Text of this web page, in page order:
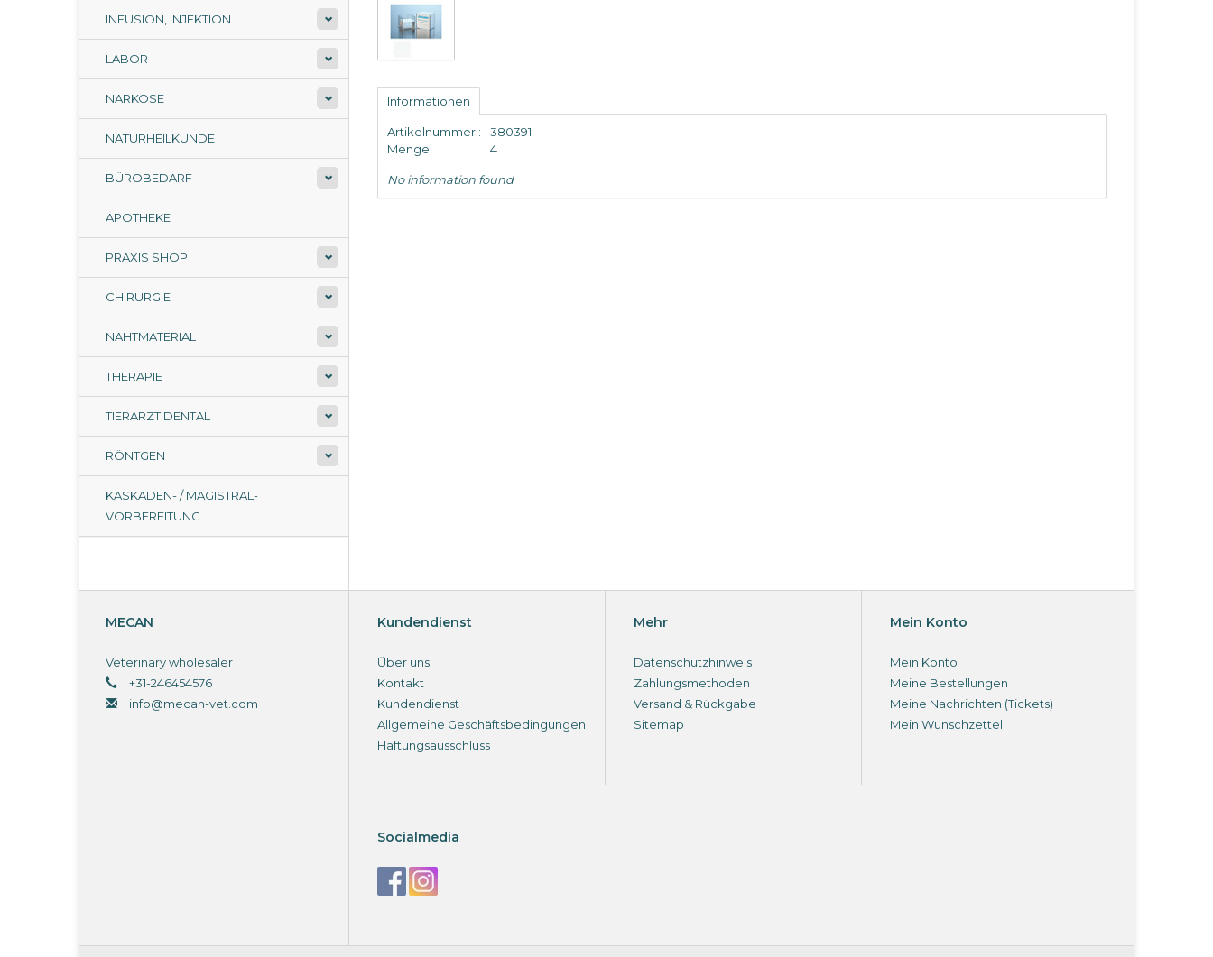
INFUSION, INJEKTION
LABOR
NARKOSE
NATURHEILKUNDE
BÜROBEDARF
APOTHEKE
PRAXIS SHOP
CHIRURGIE
NAHTMATERIAL
THERAPIE
TIERARZT DENTAL
RÖNTGEN
KASKADEN- / MAGISTRAL-
VORBEREITUNG
Informationen
Artikelnummer::
380391
Menge:
4
No information found
MECAN
Veterinary wholesaler
+31-246454576
info@mecan-vet.com
Kundendienst
Über uns
Kontakt
Kundendienst
Allgemeine Geschäftsbedingungen
Haftungsausschluss
Mehr
Datenschutzhinweis
Zahlungsmethoden
Versand & Rückgabe
Sitemap
Mein Konto
Mein Konto
Meine Bestellungen
Meine Nachrichten (Tickets)
Mein Wunschzettel
Socialmedia